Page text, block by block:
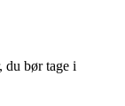
du bør tage i